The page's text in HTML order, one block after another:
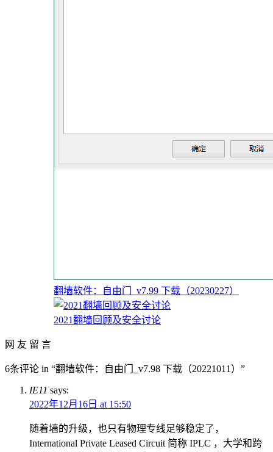
翻墙软件：自由门_v7.99 下载（20230227）
2021翻墙回顾及安全讨论
网 友 留 言
6条评论 in “翻墙软件：自由门_v7.98 下载（20221011）”
IE11 says:
2022年12月16日 at 15:50
随着墙的升级，也只有物理专线足够稳定了，
International Private Leased Circuit 简称 IPLC ，大学和跨